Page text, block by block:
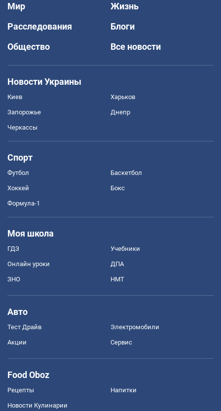
Мир
Жизнь
Расследования
Блоги
Общество
Все новости
Новости Украины
Киев Харьков
Запорожье Днепр
Черкассы
Спорт
Футбол Баскетбол
Хоккей Бокс
Формула-1
Моя школа
ГДЗ Учебники
Онлайн уроки ДПА
ЗНО НМТ
Авто
Тест Драйв Электромобили
Акции Сервис
Food Oboz
Рецепты Напитки
Новости Кулинарии